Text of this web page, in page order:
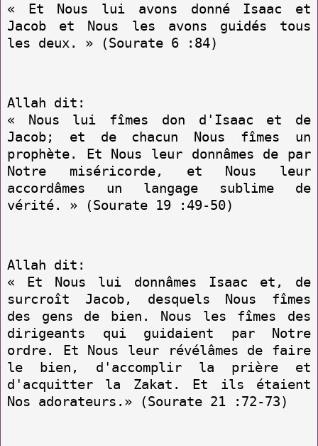
« Et Nous lui avons donné Isaac et
Jacob et Nous les avons guidés tous
les deux. » (Sourate 6 :84)
Allah dit:
« Nous lui fîmes don d'Isaac et de
Jacob; et de chacun Nous fîmes un
prophète. Et Nous leur donnâmes de par
Notre miséricorde, et Nous leur
accordâmes un langage sublime de
vérité. » (Sourate 19 :49-50)
Allah dit:
« Et Nous lui donnâmes Isaac et, de
surcroît Jacob, desquels Nous fîmes
des gens de bien. Nous les fîmes des
dirigeants qui guidaient par Notre
ordre. Et Nous leur révélâmes de faire
le bien, d'accomplir la prière et
d'acquitter la Zakat. Et ils étaient
Nos adorateurs.» (Sourate 21 :72-73)